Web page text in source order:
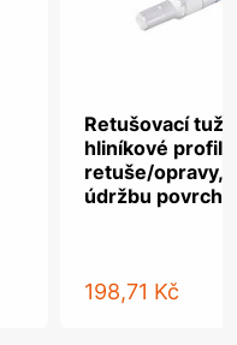
Retušovací
hliníkové
retuše/opravy,
údržbu povrchu
198,71 Kč